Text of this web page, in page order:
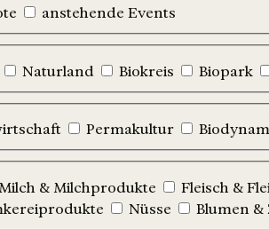
anstehende Events
Naturland Biokreis Biopark
Permakultur
Milch & Milchprodukte Fleisch &
Nüsse Blumen &